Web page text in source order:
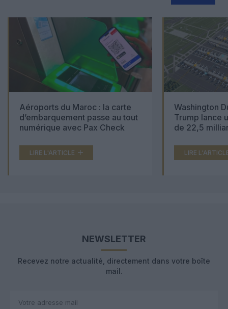
Aéroports du Maroc : la carte
d’embarquement passe au tout
numérique avec Pax Check
LIRE L'ARTICLE
Washington
Trump lance
de 22,5
LIRE
NEWSLETTER
Recevez notre actualité, directement dans votre boîte
mail.